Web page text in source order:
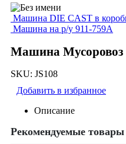
Машина DIE CAST в
Машина на р/у 911-759А
Машина Мусоровоз
SKU: JS108
Добавить в избранное
Описание
Рекомендуемые товары